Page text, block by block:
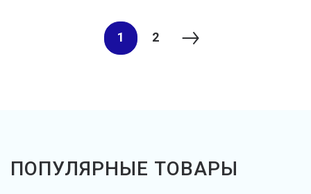
1 2
ПОПУЛЯРНЫЕ ТОВАРЫ